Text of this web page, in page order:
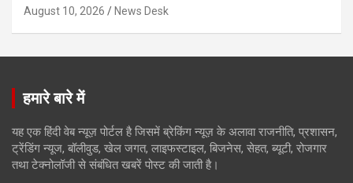
August 10, 2026 News Desk
हमारे बारे में
यह एक हिंदी वेब न्यूज़ पोर्टल है जिसमें ब्रेकिंग न्यूज़ के अलावा राजनीति, प्रशासन,
ट्रेंडिंग न्यूज, बॉलीवुड, खेल जगत, लाइफस्टाइल, बिजनेस, सेहत, ब्यूटी, रोजगार
तथा टेक्नोलॉजी से संबंधित खबरें पोस्ट की जाती है।